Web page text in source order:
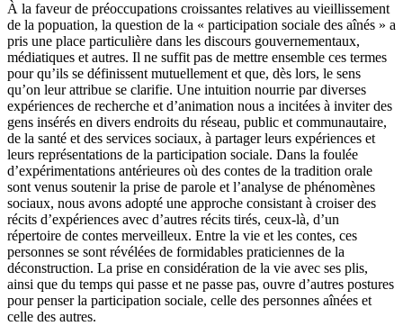
À la faveur de préoccupations croissantes relatives au vieillissement
de la popuation, la question de la « participation sociale des aînés » a
pris une place particulière dans les discours gouvernementaux,
médiatiques et autres. Il ne suffit pas de mettre ensemble ces termes
pour qu’ils se définissent mutuellement et que, dès lors, le sens
qu’on leur attribue se clarifie. Une intuition nourrie par diverses
expériences de recherche et d’animation nous a incitées à inviter des
gens insérés en divers endroits du réseau, public et communautaire,
de la santé et des services sociaux, à partager leurs expériences et
leurs représentations de la participation sociale. Dans la foulée
d’expérimentations antérieures où des contes de la tradition orale
sont venus soutenir la prise de parole et l’analyse de phénomènes
sociaux, nous avons adopté une approche consistant à croiser des
récits d’expériences avec d’autres récits tirés, ceux-là, d’un
répertoire de contes merveilleux. Entre la vie et les contes, ces
personnes se sont révélées de formidables praticiennes de la
déconstruction. La prise en considération de la vie avec ses plis,
ainsi que du temps qui passe et ne passe pas, ouvre d’autres postures
pour penser la participation sociale, celle des personnes aînées et
celle des autres.